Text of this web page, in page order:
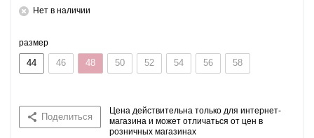
Нет в наличии
размер
44 46 48 50 52 54 56 58
Поделиться
Цена действительна только для интернет-
магазина и может отличаться от цен в
розничных магазинах